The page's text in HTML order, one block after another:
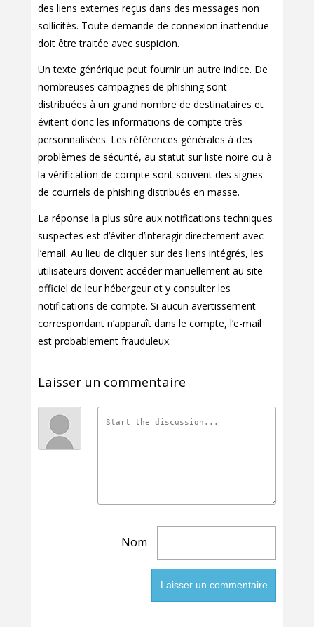
des liens externes reçus dans des messages non
sollicités. Toute demande de connexion inattendue
doit être traitée avec suspicion.
Un texte générique peut fournir un autre indice. De
nombreuses campagnes de phishing sont
distribuées à un grand nombre de destinataires et
évitent donc les informations de compte très
personnalisées. Les références générales à des
problèmes de sécurité, au statut sur liste noire ou à
la vérification de compte sont souvent des signes
de courriels de phishing distribués en masse.
La réponse la plus sûre aux notifications techniques
suspectes est d’éviter d’interagir directement avec
l’email. Au lieu de cliquer sur des liens intégrés, les
utilisateurs doivent accéder manuellement au site
officiel de leur hébergeur et y consulter les
notifications de compte. Si aucun avertissement
correspondant n’apparaît dans le compte, l’e-mail
est probablement frauduleux.
Laisser un commentaire
Nom